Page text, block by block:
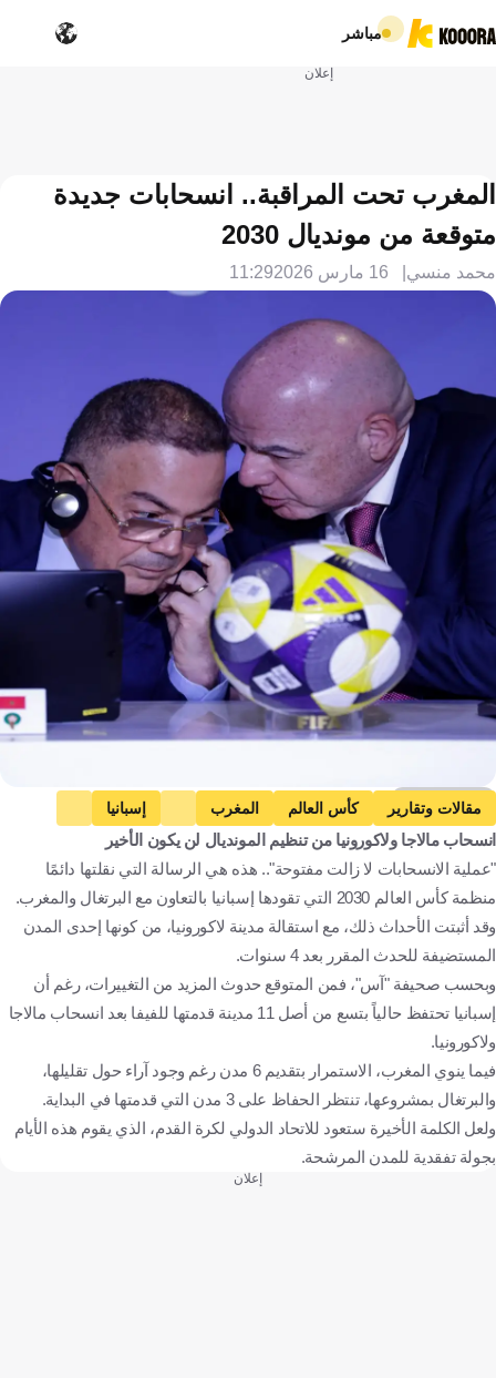
مباشر
إعلان
المغرب تحت المراقبة.. انسحابات جديدة
متوقعة من مونديال 2030
محمد منسي 16 مارس 2026 11:29
Getty Images
مقالات وتقارير كأس العالم المغرب
إسبانيا
البرتغال
المغرب إسبانيا البرتغال كرة قدم
انسحاب مالاجا ولاكورونيا من تنظيم المونديال لن يكون الأخير
"عملية الانسحابات لا زالت مفتوحة".. هذه هي الرسالة التي نقلتها دائمًا
منظمة كأس العالم 2030 التي تقودها إسبانيا بالتعاون مع البرتغال والمغرب.
وقد أثبتت الأحداث ذلك، مع استقالة مدينة لاكورونيا، من كونها إحدى المدن
المستضيفة للحدث المقرر بعد 4 سنوات.
وبحسب صحيفة "آس"، فمن المتوقع حدوث المزيد من التغييرات، رغم أن
إسبانيا تحتفظ حالياً بتسع من أصل 11 مدينة قدمتها للفيفا بعد انسحاب مالاجا
ولاكورونيا.
فيما ينوي المغرب، الاستمرار بتقديم 6 مدن رغم وجود آراء حول تقليلها،
والبرتغال بمشروعها، تنتظر الحفاظ على 3 مدن التي قدمتها في البداية.
ولعل الكلمة الأخيرة ستعود للاتحاد الدولي لكرة القدم، الذي يقوم هذه الأيام
بجولة تفقدية للمدن المرشحة.
إعلان